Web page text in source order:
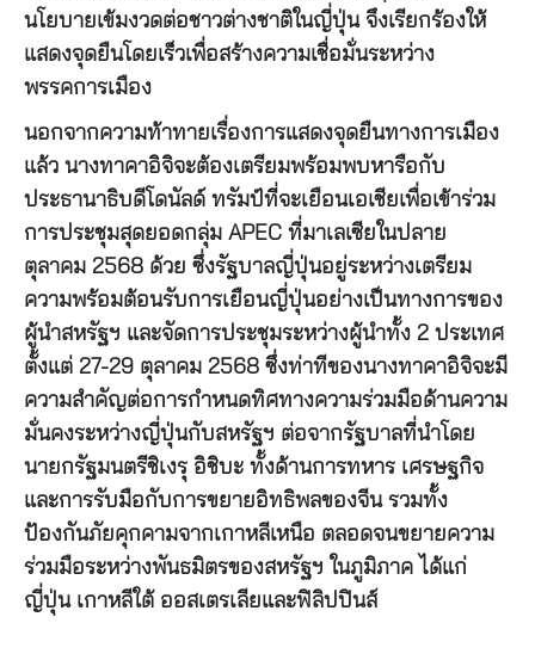
นโยบายเข้มงวดต่อชาวต่างชาติในญี่ปุ่น จึงเรียกร้องให้
แสดงจุดยืนโดยเร็วเพื่อสร้างความเชื่อมั่นระหว่าง
พรรคการเมือง
นอกจากความท้าทายเรื่องการแสดงจุดยืนทางการเมือง
แล้ว นางทาคาอิจิจะต้องเตรียมพร้อมพบหารือกับ
ประธานาธิบดีโดนัลด์ ทรัมป์ที่จะเยือนเอเชียเพื่อเข้าร่วม
การประชุมสุดยอดกลุ่ม APEC ที่มาเลเซียในปลาย
ตุลาคม 2568 ด้วย ซึ่งรัฐบาลญี่ปุ่นอยู่ระหว่างเตรียม
ความพร้อมต้อนรับการเยือนญี่ปุ่นอย่างเป็นทางการของ
ผู้นำสหรัฐฯ และจัดการประชุมระหว่างผู้นำทั้ง 2 ประเทศ
ตั้งแต่ 27-29 ตุลาคม 2568 ซึ่งท่าทีของนางทาคาอิจิจะมี
ความสำคัญต่อการกำหนดทิศทางความร่วมมือด้านความ
มั่นคงระหว่างญี่ปุ่นกับสหรัฐฯ ต่อจากรัฐบาลที่นำโดย
นายกรัฐมนตรีชิเงรุ อิชิบะ ทั้งด้านการทหาร เศรษฐกิจ
และการรับมือกับการขยายอิทธิพลของจีน รวมทั้ง
ป้องกันภัยคุกคามจากเกาหลีเหนือ ตลอดจนขยายความ
ร่วมมือระหว่างพันธมิตรของสหรัฐฯ ในภูมิภาค ได้แก่
ญี่ปุ่น เกาหลีใต้ ออสเตรเลียและฟิลิปปินส์